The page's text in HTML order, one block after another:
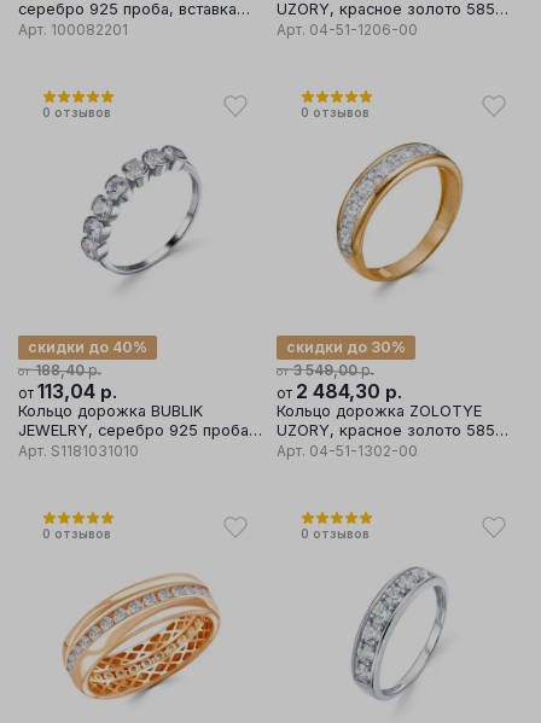
серебро 925 проба, вставка
фианит
Арт. 100082201
UZORY, красное золото 585
проба, вставка цирконий
Арт. 04-51-1206-00
0 отзывов
от 188,40р.
скидки до 40%
от 113,04 р.
Кольцо дорожка BUBLIK
JEWELRY, серебро 925 проба,
вставка фианит
Арт. S1181031010
0 отзывов
от 3 549,00р.
скидки до 30%
от 2 484,30 р.
Кольцо дорожка ZOLOTYE
UZORY, красное золото 585
проба, вставка цирконий
Арт. 04-51-1302-00
0 отзывов 0 отзывов